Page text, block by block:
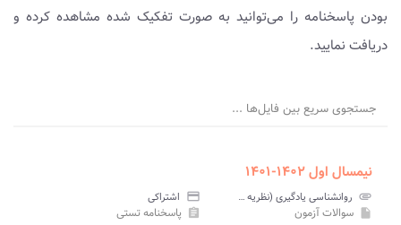
بودن پاسخنامه را می‌توانید به صورت تفکیک شده مشاهده کرده و
دریافت نمایید.
جستجوی سریع بین فایل‌ها ...
نیمسال اول ۱۴۰۲-۱۴۰۱
attachment روانشناسی یادگیری (نظریه ها و مفاهیم) پیام نور credit_card اشتراکی
insert_drive_file سوالات آزمون assignment پاسخنامه تستی